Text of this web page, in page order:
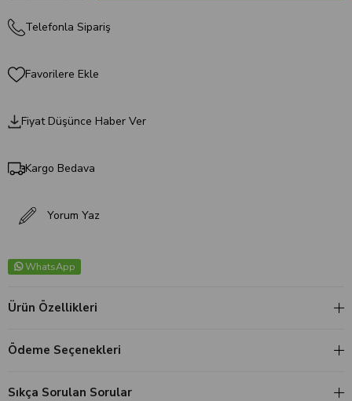
Telefonla Sipariş
Favorilere Ekle
Fiyat Düşünce Haber Ver
Kargo Bedava
Yorum Yaz
WhatsApp
Ürün Özellikleri
Ödeme Seçenekleri
Sıkça Sorulan Sorular